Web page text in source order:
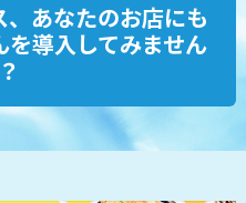
あなたのお店にも
導入してみません